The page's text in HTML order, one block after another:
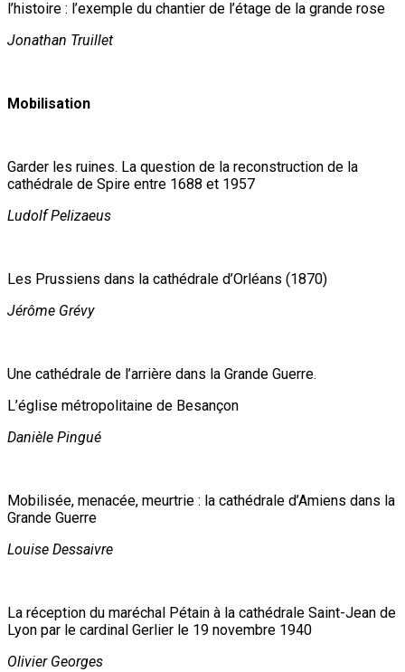
l’histoire : l’exemple du chantier de l’étage de la grande rose
Jonathan Truillet
Mobilisation
Garder les ruines. La question de la reconstruction de la
cathédrale de Spire entre 1688 et 1957
Ludolf Pelizaeus
Les Prussiens dans la cathédrale d’Orléans (1870)
Jérôme Grévy
Une cathédrale de l’arrière dans la Grande Guerre.
L’église métropolitaine de Besançon
Danièle Pingué
Mobilisée, menacée, meurtrie : la cathédrale d’Amiens dans la
Grande Guerre
Louise Dessaivre
La réception du maréchal Pétain à la cathédrale Saint-Jean de
Lyon par le cardinal Gerlier le 19 novembre 1940
Olivier Georges